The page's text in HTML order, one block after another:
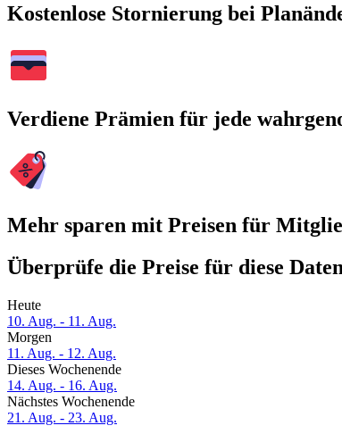
Kostenlose Stornierung bei
Verdiene Prämien für jede
Mehr sparen mit Preisen für
Überprüfe die Preise für diese
Heute
10. Aug. - 11. Aug.
Morgen
11. Aug. - 12. Aug.
Dieses Wochenende
14. Aug. - 16. Aug.
Nächstes Wochenende
21. Aug. - 23. Aug.